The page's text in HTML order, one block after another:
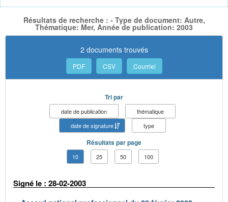
Résultats de recherche : - Type de document: Autre,
Thématique: Mer, Année de publication: 2003
2 documents trouvés
PDF CSV Courriel
Tri par
date de publication
thématique
date de signature
type
Résultats par page
10 25 50 100
Signé le : 28-02-2003